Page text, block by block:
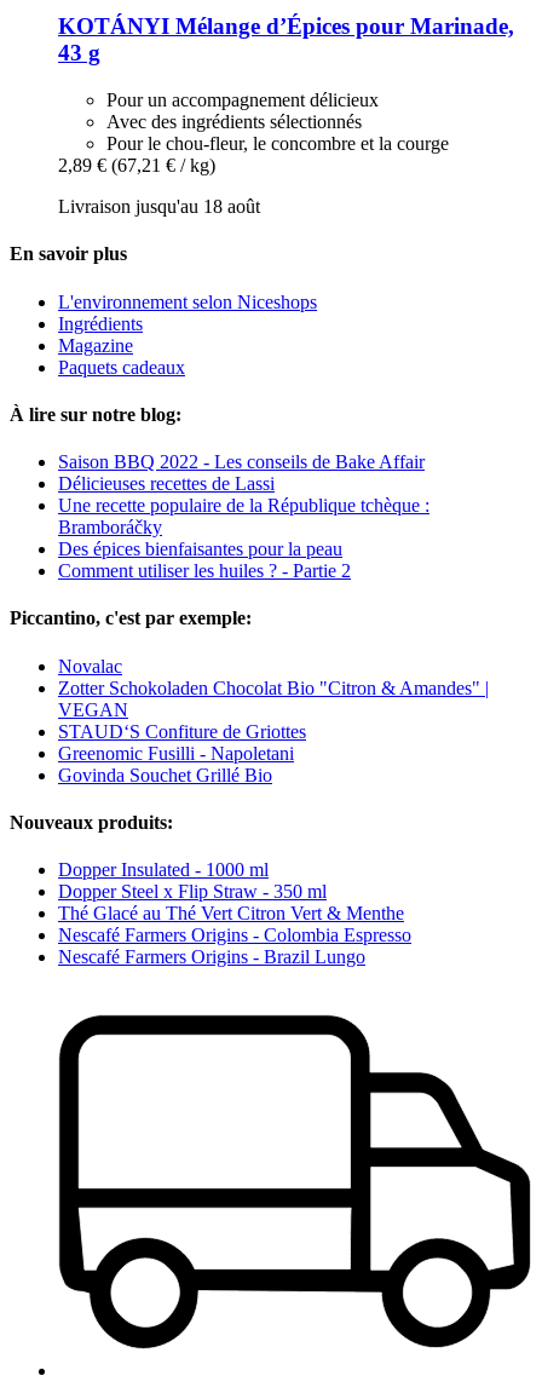
KOTÁNYI Mélange d’Épices pour Marinade,
43 g
Pour un accompagnement délicieux
Avec des ingrédients sélectionnés
Pour le chou-fleur, le concombre et la courge
2,89 € (67,21 € / kg)
Livraison jusqu'au 18 août
En savoir plus
L'environnement selon Niceshops
Ingrédients
Magazine
Paquets cadeaux
À lire sur notre blog:
Saison BBQ 2022 - Les conseils de Bake Affair
Délicieuses recettes de Lassi
Une recette populaire de la République tchèque :
Bramboráčky
Des épices bienfaisantes pour la peau
Comment utiliser les huiles ? - Partie 2
Piccantino, c'est par exemple:
Novalac
Zotter Schokoladen Chocolat Bio "Citron & Amandes" |
VEGAN
STAUD‘S Confiture de Griottes
Greenomic Fusilli - Napoletani
Govinda Souchet Grillé Bio
Nouveaux produits:
Dopper Insulated - 1000 ml
Dopper Steel x Flip Straw - 350 ml
Thé Glacé au Thé Vert Citron Vert & Menthe
Nescafé Farmers Origins - Colombia Espresso
Nescafé Farmers Origins - Brazil Lungo